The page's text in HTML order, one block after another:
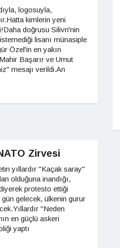
logosuyla,
kimlerin yeni
doğrusu Silivri'nin
lisanı münasiple
Özel'in en yakın
Başarır ve Umut
mesajı verildi.An
Zirvesi
yıllardır "Kaçak saray"
olduğuna inandığı,
protesto ettiği
gelecek, ülkenin gurur
"Neden
en güçlü askeri
yaptı